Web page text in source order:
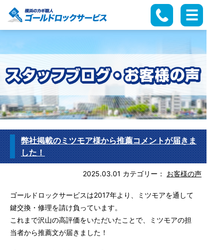
弊社掲載のミツモア様から推薦コメントが届きま
した！
2025.03.01 カテゴリー： お客様の声
ゴールドロックサービスは2017年より、ミツモアを通して
鍵交換・修理を請け負っています。
これまで沢山の高評価をいただいたことで、ミツモアの担
当者から推薦文が届きました！